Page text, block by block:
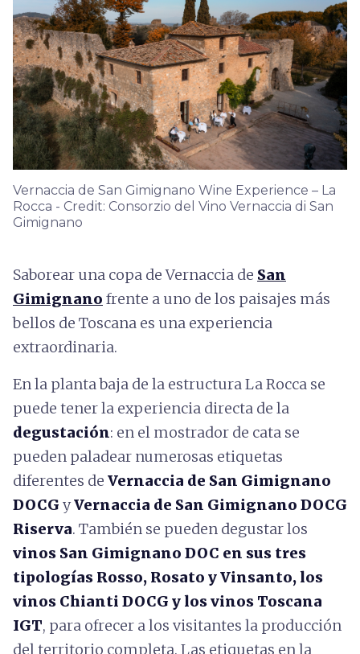
Vernaccia de San Gimignano Wine Experience – La
Rocca - Credit: Consorzio del Vino Vernaccia di San
Gimignano
Saborear una copa de Vernaccia de San
Gimignano frente a uno de los paisajes más
bellos de Toscana es una experiencia
extraordinaria.
En la planta baja de la estructura La Rocca se
puede tener la experiencia directa de la
degustación: en el mostrador de cata se
pueden paladear numerosas etiquetas
diferentes de Vernaccia de San Gimignano
DOCG yVernaccia de San Gimignano DOCG
Riserva. También se pueden degustar los
vinos San Gimignano DOC en sus tres
tipologías Rosso, Rosato y Vinsanto, los
vinos Chianti DOCG y los vinos Toscana
IGT, para ofrecer a los visitantes la producción
del territorio completa. Las etiquetas en la